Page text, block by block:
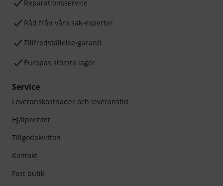
Reparationsservice
Råd från våra sak-experter
Tillfredställelse-garanti
Europas största lager
Service
Leveranskostnader och leveranstid
Hjälpcenter
Tillgodokvitton
Kontakt
Fast butik